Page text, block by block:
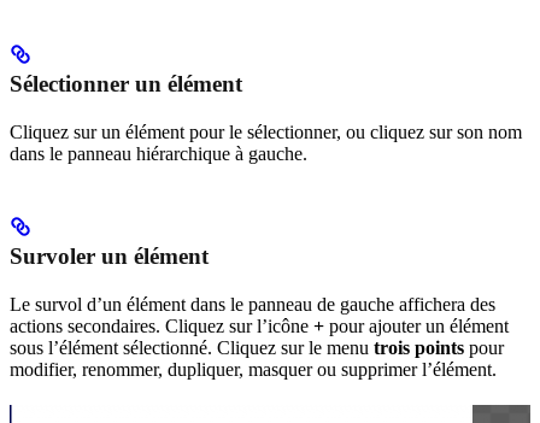
Sélectionner un élément
Cliquez sur un élément pour le sélectionner, ou cliquez sur son nom
dans le panneau hiérarchique à gauche.
Survoler un élément
Le survol d’un élément dans le panneau de gauche affichera des
actions secondaires. Cliquez sur l’icône + pour ajouter un élément
sous l’élément sélectionné. Cliquez sur le menu trois points pour
modifier, renommer, dupliquer, masquer ou supprimer l’élément.